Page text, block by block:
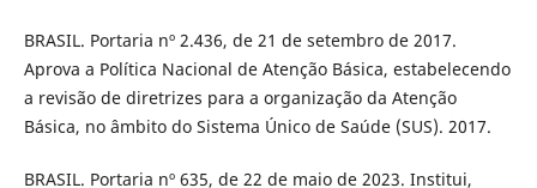
BRASIL. Portaria nº 2.436, de 21 de setembro de 2017.
Aprova a Política Nacional de Atenção Básica, estabelecendo
a revisão de diretrizes para a organização da Atenção
Básica, no âmbito do Sistema Único de Saúde (SUS). 2017.
BRASIL. Portaria nº 635, de 22 de maio de 2023. Institui,